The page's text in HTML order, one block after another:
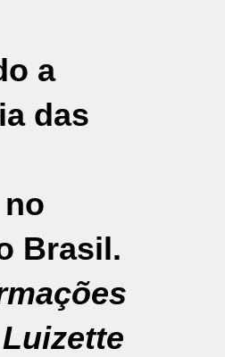
a
das
Brasil.